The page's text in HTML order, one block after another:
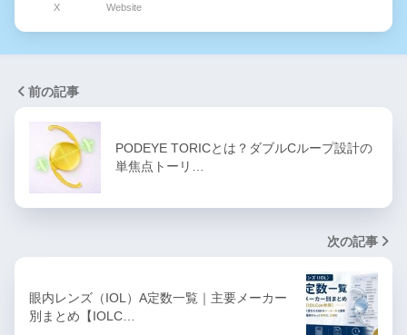
X Website
前の記事
PODEYE TORICとは？ダブルCループ設計の
単焦点トーリ…
次の記事
眼内レンズ（IOL）A定数一覧｜主要メーカー
別まとめ【IOLC…